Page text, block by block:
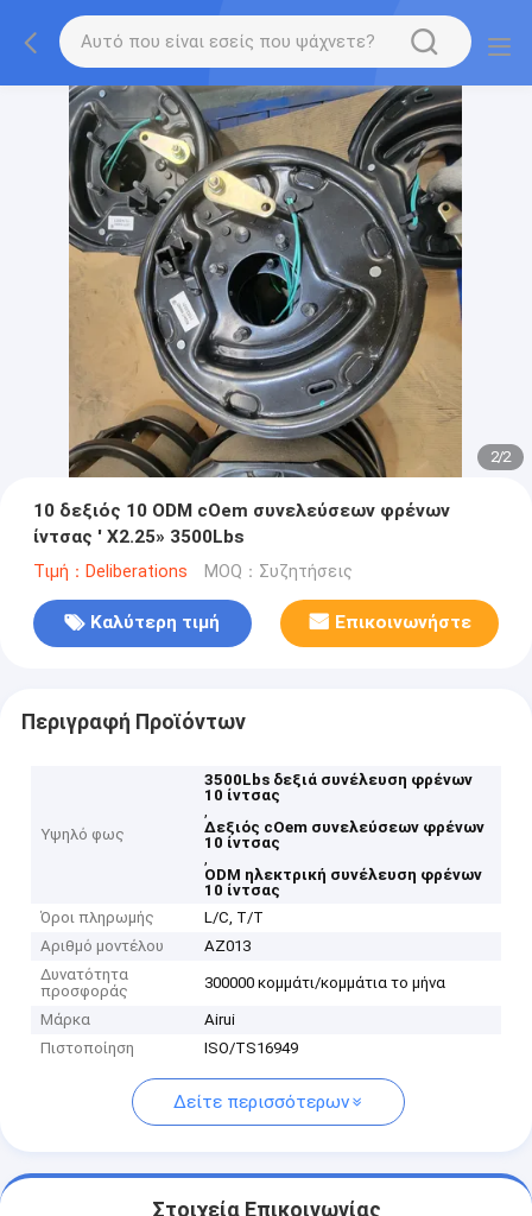
2/2
10 δεξιός 10 ODM cOem συνελεύσεων φρένων
ίντσας ' X2.25» 3500Lbs
Τιμή：Deliberations MOQ：Συζητήσεις
Καλύτερη τιμή Επικοινωνήστε
Περιγραφή Προϊόντων
Υψηλό φως
3500Lbs δεξιά συνέλευση φρένων
10 ίντσας
,
Δεξιός cOem συνελεύσεων φρένων
10 ίντσας
,
ODM ηλεκτρική συνέλευση φρένων
10 ίντσας
Όροι πληρωμής
L/C, T/T
Αριθμό μοντέλου
AZ013
Δυνατότητα
προσφοράς
300000 κομμάτι/κομμάτια το μήνα
Μάρκα
Airui
Πιστοποίηση
ISO/TS16949
Δείτε περισσότερων
Στοιχεία Επικοινωνίας